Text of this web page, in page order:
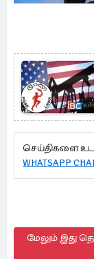
செய்திகளை
WHATSAPP
மேலும் இது